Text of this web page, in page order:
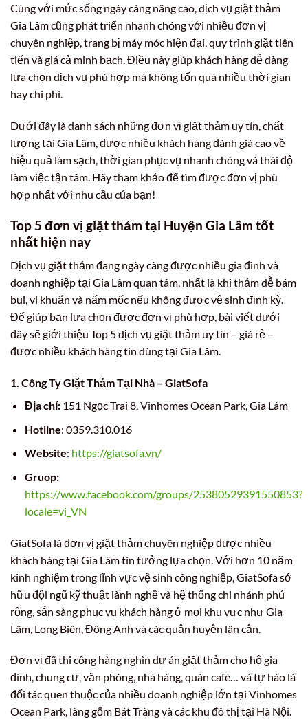
Cùng với mức sống ngày càng nâng cao, dịch vụ giặt thảm
Gia Lâm cũng phát triển nhanh chóng với nhiều đơn vị
chuyên nghiệp, trang bị máy móc hiện đại, quy trình giặt tiên
tiến và giá cả minh bạch. Điều này giúp khách hàng dễ dàng
lựa chọn dịch vụ phù hợp mà không tốn quá nhiều thời gian
hay chi phí.
Dưới đây là danh sách những đơn vị giặt thảm uy tín, chất
lượng tại Gia Lâm, được nhiều khách hàng đánh giá cao về
hiệu quả làm sạch, thời gian phục vụ nhanh chóng và thái độ
làm việc tận tâm. Hãy tham khảo để tìm được đơn vị phù
hợp nhất với nhu cầu của bạn!
Top 5 đơn vị giặt thảm tại Huyện Gia Lâm tốt
nhất hiện nay
Dịch vụ giặt thảm đang ngày càng được nhiều gia đình và
doanh nghiệp tại Gia Lâm quan tâm, nhất là khi thảm dễ bám
bụi, vi khuẩn và nấm mốc nếu không được vệ sinh định kỳ.
Để giúp bạn lựa chọn được đơn vị phù hợp, bài viết dưới
đây sẽ giới thiệu Top 5 dịch vụ giặt thảm uy tín – giá rẻ –
được nhiều khách hàng tin dùng tại Gia Lâm.
1. Công Ty Giặt Thảm Tại Nhà – GiatSofa
Địa chỉ:151 Ngọc Trai 8, Vinhomes Ocean Park, Gia Lâm
Hotline: 0359.310.016
Website: https://giatsofa.vn/
Gruop:
https://www.facebook.com/groups/25380529391550853?
locale=vi_VN
GiatSofa là đơn vị giặt thảm chuyên nghiệp được nhiều
khách hàng tại Gia Lâm tin tưởng lựa chọn. Với hơn 10 năm
kinh nghiệm trong lĩnh vực vệ sinh công nghiệp, GiatSofa sở
hữu đội ngũ kỹ thuật lành nghề và hệ thống chi nhánh phủ
rộng, sẵn sàng phục vụ khách hàng ở mọi khu vực như Gia
Lâm, Long Biên, Đông Anh và các quận huyện lân cận.
Đơn vị đã thi công hàng nghìn dự án giặt thảm cho hộ gia
đình, chung cư, văn phòng, nhà hàng, quán café… và tự hào là
đối tác quen thuộc của nhiều doanh nghiệp lớn tại Vinhomes
Ocean Park, làng gốm Bát Tràng và các khu đô thị tại Hà Nội.